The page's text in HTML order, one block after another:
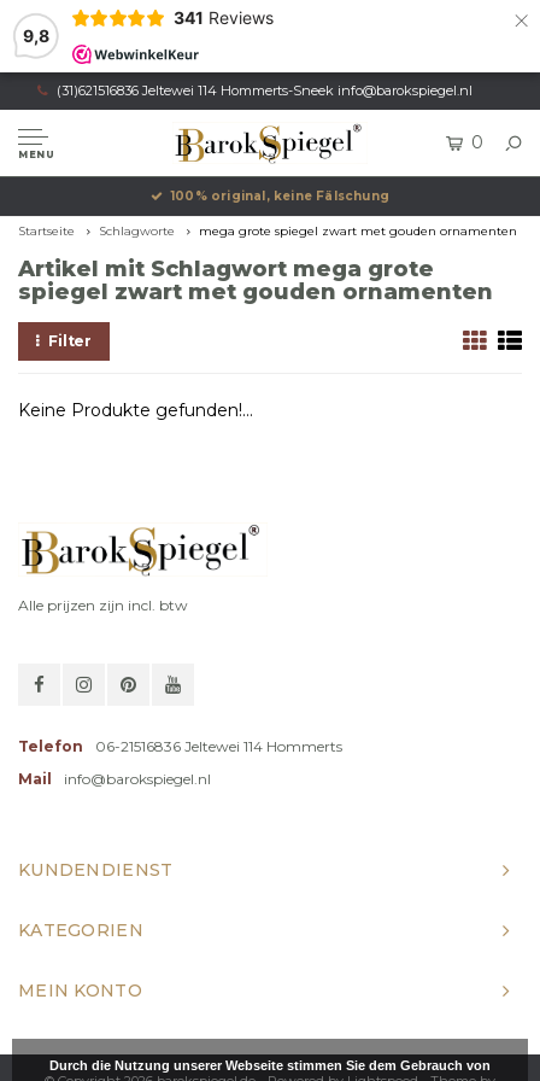
9,8
341 Reviews ×
(31)621516836 Jeltewei 114 Hommerts-Sneek info@barokspiegel.nl
MENU
0
100% original, keine Fälschung
Startseite Schlagworte mega grote spiegel zwart met gouden ornamenten
Artikel mit Schlagwort mega grote
spiegel zwart met gouden ornamenten
Filter
Keine Produkte gefunden!...
Alle prijzen zijn incl. btw
Telefon
06-21516836 Jeltewei 114 Hommerts
Mail
info@barokspiegel.nl
KUNDENDIENST
KATEGORIEN
MEIN KONTO
Durch die Nutzung unserer Webseite stimmen Sie dem Gebrauch von